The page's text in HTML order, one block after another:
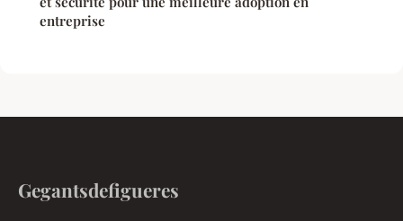
entreprise
Gegantsdefigueres